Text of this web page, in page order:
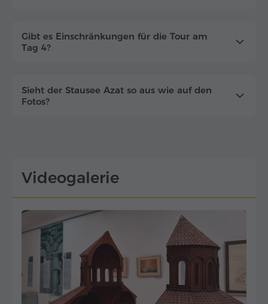
Gibt es Einschränkungen für die Tour am
Tag 4?
Sieht der Stausee Azat so aus wie auf den
Fotos?
Videogalerie